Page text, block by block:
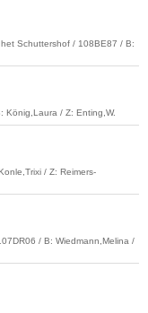
Schuttershof / 108BE87 / B:
König,Laura / Z: Enting,W.
/ Z: Reimers-
/ B: Wiedmann,Melina /